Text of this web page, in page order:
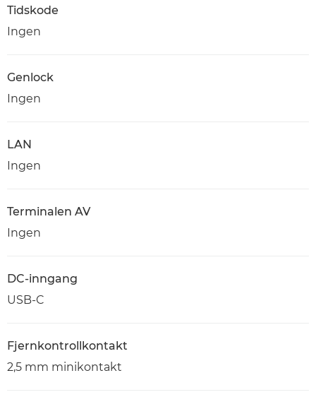
Tidskode
Ingen
Genlock
Ingen
LAN
Ingen
Terminalen AV
Ingen
DC-inngang
USB-C
Fjernkontrollkontakt
2,5 mm minikontakt